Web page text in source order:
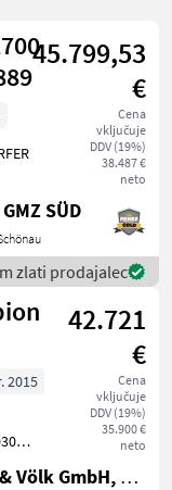
# 889
45.799,53
€
Cena
vključuje
DDV (19%)
38.487 €
neto
62
SÜD
zlati prodajalec
42.721
€
Cena
vključuje
DDV (19%)
35.900 €
neto
2015
-
D.O.B. & Völk GmbH, Filiale Regensburg